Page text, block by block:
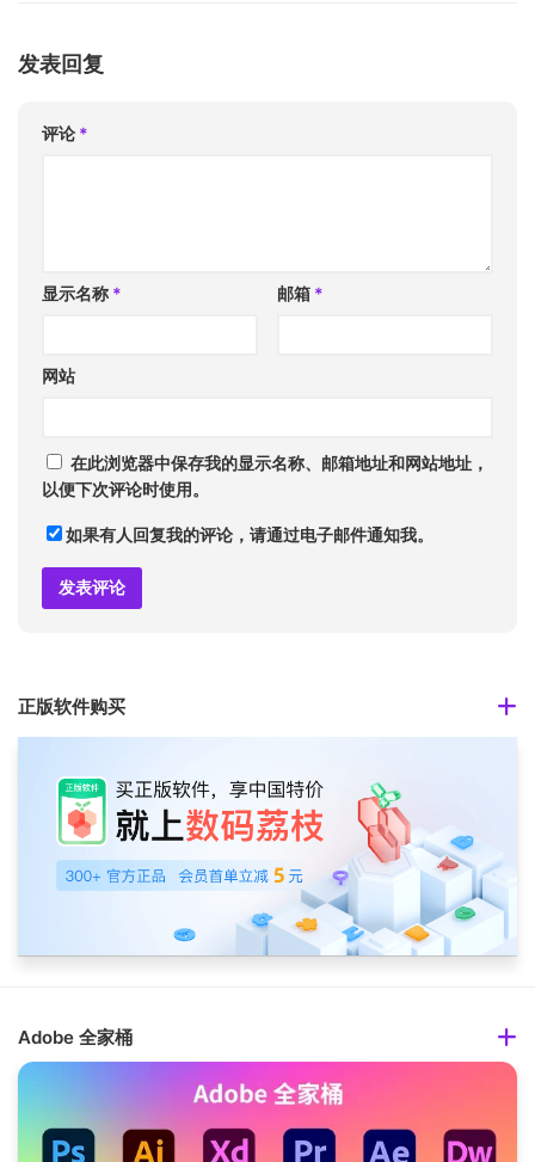
发表回复
评论 *
显示名称 * 邮箱 *
网站
在此浏览器中保存我的显示名称、邮箱地址和网站地址，
以便下次评论时使用。
如果有人回复我的评论，请通过电子邮件通知我。
正版软件购买
Adobe 全家桶